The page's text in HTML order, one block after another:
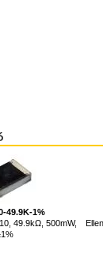
49.9K-1%
49.9kΩ, 500mW,